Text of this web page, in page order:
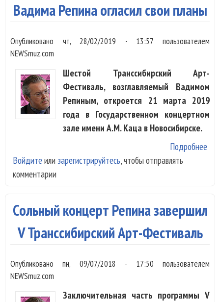
Вадима Репина огласил свои планы
Опубликовано чт, 28/02/2019 - 13:57 пользователем
NEWSmuz.com
Шестой Транссибирский Арт-
Фестиваль, возглавляемый Вадимом
Репиным, откроется 21 марта 2019
года в Государственном концертном
зале имени А.М. Каца в Новосибирске.
Подробнее
Войдите или зарегистрируйтесь, чтобы отправлять
комментарии
Сольный концерт Репина завершил
V Транссибирский Арт-Фестиваль
Опубликованопн, 09/07/2018 - 17:50 пользователем
NEWSmuz.com
Заключительная часть программы V